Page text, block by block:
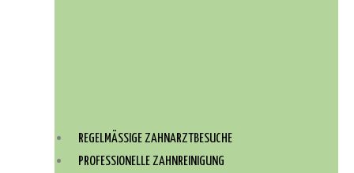
REGELMÄSSIGE ZAHNARZTBESUCHE
PROFESSIONELLE ZAHNREINIGUNG